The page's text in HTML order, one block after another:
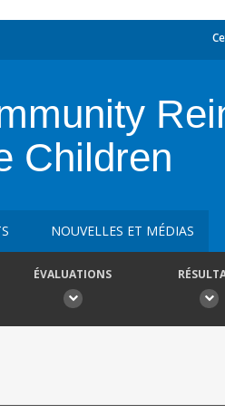
Children
NOUVELLES ET MÉDIAS
ÉVALUATIONS